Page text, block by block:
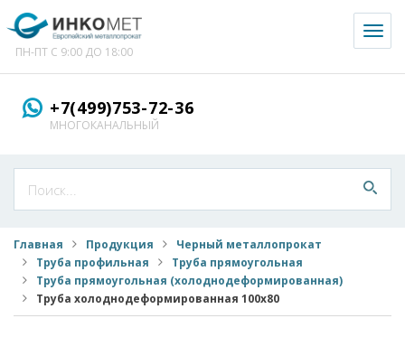
ПН-ПТ С 9:00 ДО 18:00
+7(499)753-72-36
МНОГОКАНАЛЬНЫЙ
Главная Продукция
Черный металлопрокат
Труба профильная
Труба прямоугольная
Труба прямоугольная (холоднодеформированная)
Труба холоднодеформированная 100x80